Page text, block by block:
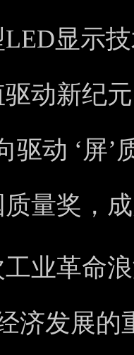
显示
动新纪
驱动 ‘屏
质量奖，
业革命
济发展的